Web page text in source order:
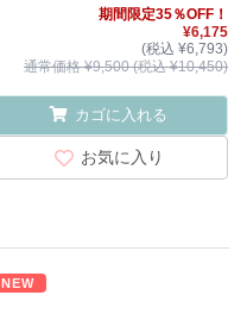
期間限定35％OFF！
¥6,175
(税込 ¥6,793)
通常価格 ¥9,500 (税込 ¥10,450)
カゴに入れる
お気に入り
NEW